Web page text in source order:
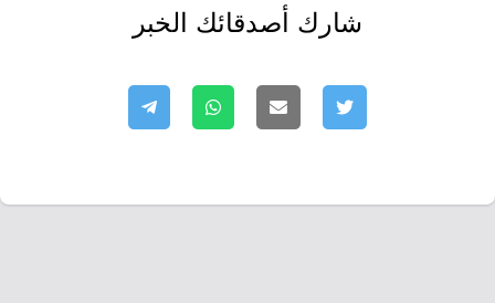
شارك أصدقائك الخبر